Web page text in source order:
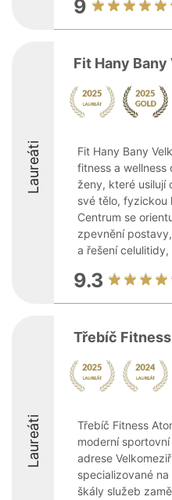
9
Laureáti
Fit Hany
Fit Hany Bany
fitness a wellness
ženy, které usilují
své tělo, fyzickou
Centrum se
zpevnění
a řešení celulitidy,
9.3
Laureáti
Třebíč
Třebíč Fitness
moderní
adrese
specializované
škály služeb